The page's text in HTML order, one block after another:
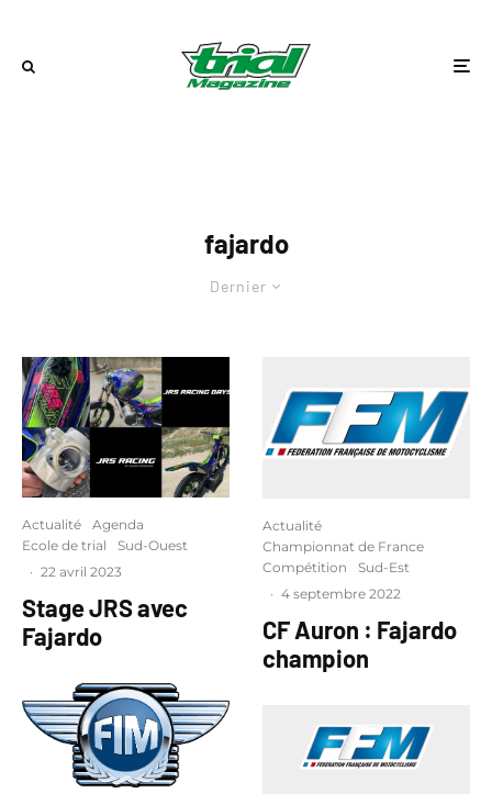
fajardo
Dernier
Actualité
Agenda
Ecole de trial
Sud-Ouest
· 22 avril 2023
Stage JRS avec
Fajardo
Actualité
Championnat de France
Compétition
Sud-Est
· 4 septembre 2022
CF Auron : Fajardo
champion